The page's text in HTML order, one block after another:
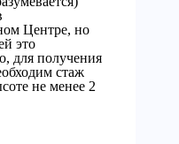
Центре, но
это
для получения
стаж
не менее 2